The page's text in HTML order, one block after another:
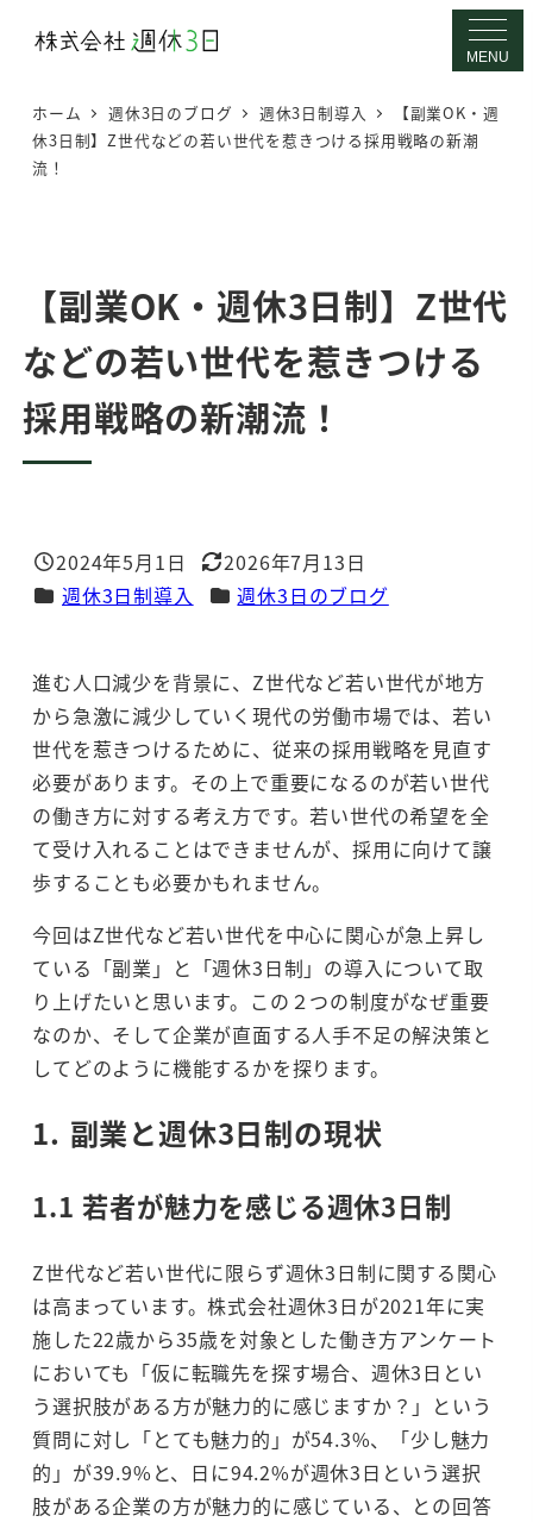
動
MENU
ホーム 週休3日のブログ 週休3日制導入
【副業OK・週
休3日制】Z世代などの若い世代を惹きつける採用戦略の新潮
流！
【副業OK・週休3日制】Z世代
などの若い世代を惹きつける
採用戦略の新潮流！
投稿日
2024年5月1日
更新日
2026年7月13日
カテゴリー
週休3日制導入 カテゴリー
週休3日のブログ
進む人口減少を背景に、Z世代など若い世代が地方
から急激に減少していく現代の労働市場では、若い
世代を惹きつけるために、従来の採用戦略を見直す
必要があります。その上で重要になるのが若い世代
の働き方に対する考え方です。若い世代の希望を全
て受け入れることはできませんが、採用に向けて譲
歩することも必要かもれません。
今回はZ世代など若い世代を中心に関心が急上昇し
ている「副業」と「週休3日制」の導入について取
り上げたいと思います。この２つの制度がなぜ重要
なのか、そして企業が直面する人手不足の解決策と
してどのように機能するかを探ります。
1. 副業と週休3日制の現状
1.1 若者が魅力を感じる週休3日制
Z世代など若い世代に限らず週休3日制に関する関心
は高まっています。株式会社週休3日が2021年に実
施した22歳から35歳を対象とした働き方アンケート
においても「仮に転職先を探す場合、週休3日とい
う選択肢がある方が魅力的に感じますか？」という
質問に対し「とても魅力的」が54.3%、「少し魅力
的」が39.9%と、日に94.2%が週休3日という選択
肢がある企業の方が魅力的に感じている、との回答